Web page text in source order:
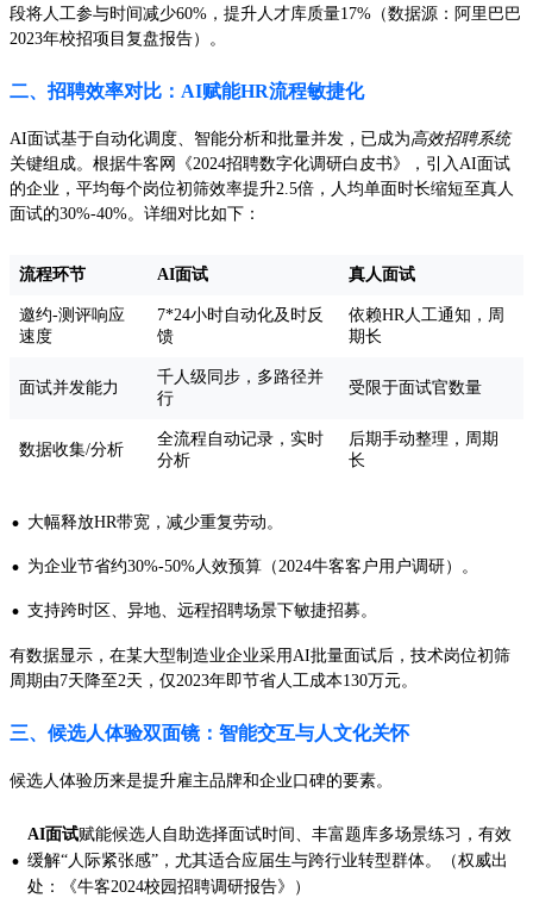
段将人工参与时间减少60%，提升人才库质量17%（数据源：阿里巴巴
2023年校招项目复盘报告）。
二、招聘效率对比：AI赋能HR流程敏捷化
AI面试基于自动化调度、智能分析和批量并发，已成为高效招聘系统
关键组成。根据牛客网《2024招聘数字化调研白皮书》，引入AI面试
的企业，平均每个岗位初筛效率提升2.5倍，人均单面时长缩短至真人
面试的30%-40%。详细对比如下：
流程环节 AI面试 真人面试
邀约-测评响应
速度
7*24小时自动化及时反
馈
依赖HR人工通知，周
期长
面试并发能力
千人级同步，多路径并
行
受限于面试官数量
数据收集/分析
全流程自动记录，实时
分析
后期手动整理，周期
长
· 大幅释放HR带宽，减少重复劳动。
· 为企业节省约30%-50%人效预算（2024牛客客户用户调研）。
· 支持跨时区、异地、远程招聘场景下敏捷招募。
有数据显示，在某大型制造业企业采用AI批量面试后，技术岗位初筛
周期由7天降至2天，仅2023年即节省人工成本130万元。
三、候选人体验双面镜：智能交互与人文化关怀
候选人体验历来是提升雇主品牌和企业口碑的要素。
·
AI面试赋能候选人自助选择面试时间、丰富题库多场景练习，有效
缓解“人际紧张感”，尤其适合应届生与跨行业转型群体。（权威出
处：《牛客2024校园招聘调研报告》）